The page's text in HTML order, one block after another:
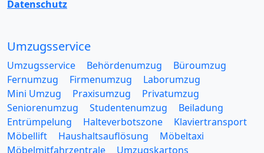
Datenschutz
Umzugsservice
Umzugsservice Behördenumzug
Büroumzug
Fernumzug
Firmenumzug
Laborumzug
Mini Umzug
Praxisumzug
Privatumzug
Seniorenumzug
Studentenumzug
Beiladung
Entrümpelung
Halteverbotszone
Klaviertransport
Möbellift
Haushaltsauflösung
Möbeltaxi
Möbelmitfahrzentrale
Umzugskartons